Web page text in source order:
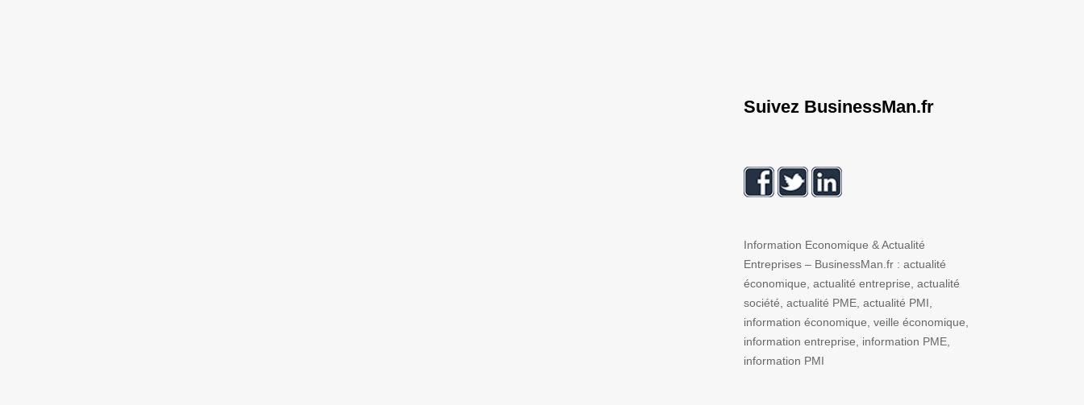
Suivez BusinessMan.fr
Information Economique & Actualité
Entreprises – BusinessMan.fr : actualité
économique, actualité entreprise, actualité
société, actualité PME, actualité PMI,
information économique, veille économique,
information entreprise, information PME,
information PMI